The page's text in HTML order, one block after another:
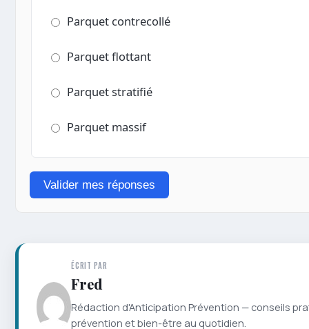
Parquet contrecollé
Parquet flottant
Parquet stratifié
Parquet massif
Valider mes réponses
ÉCRIT PAR
Fred
Rédaction d'Anticipation Prévention — conseils
prévention et bien-être au quotidien.